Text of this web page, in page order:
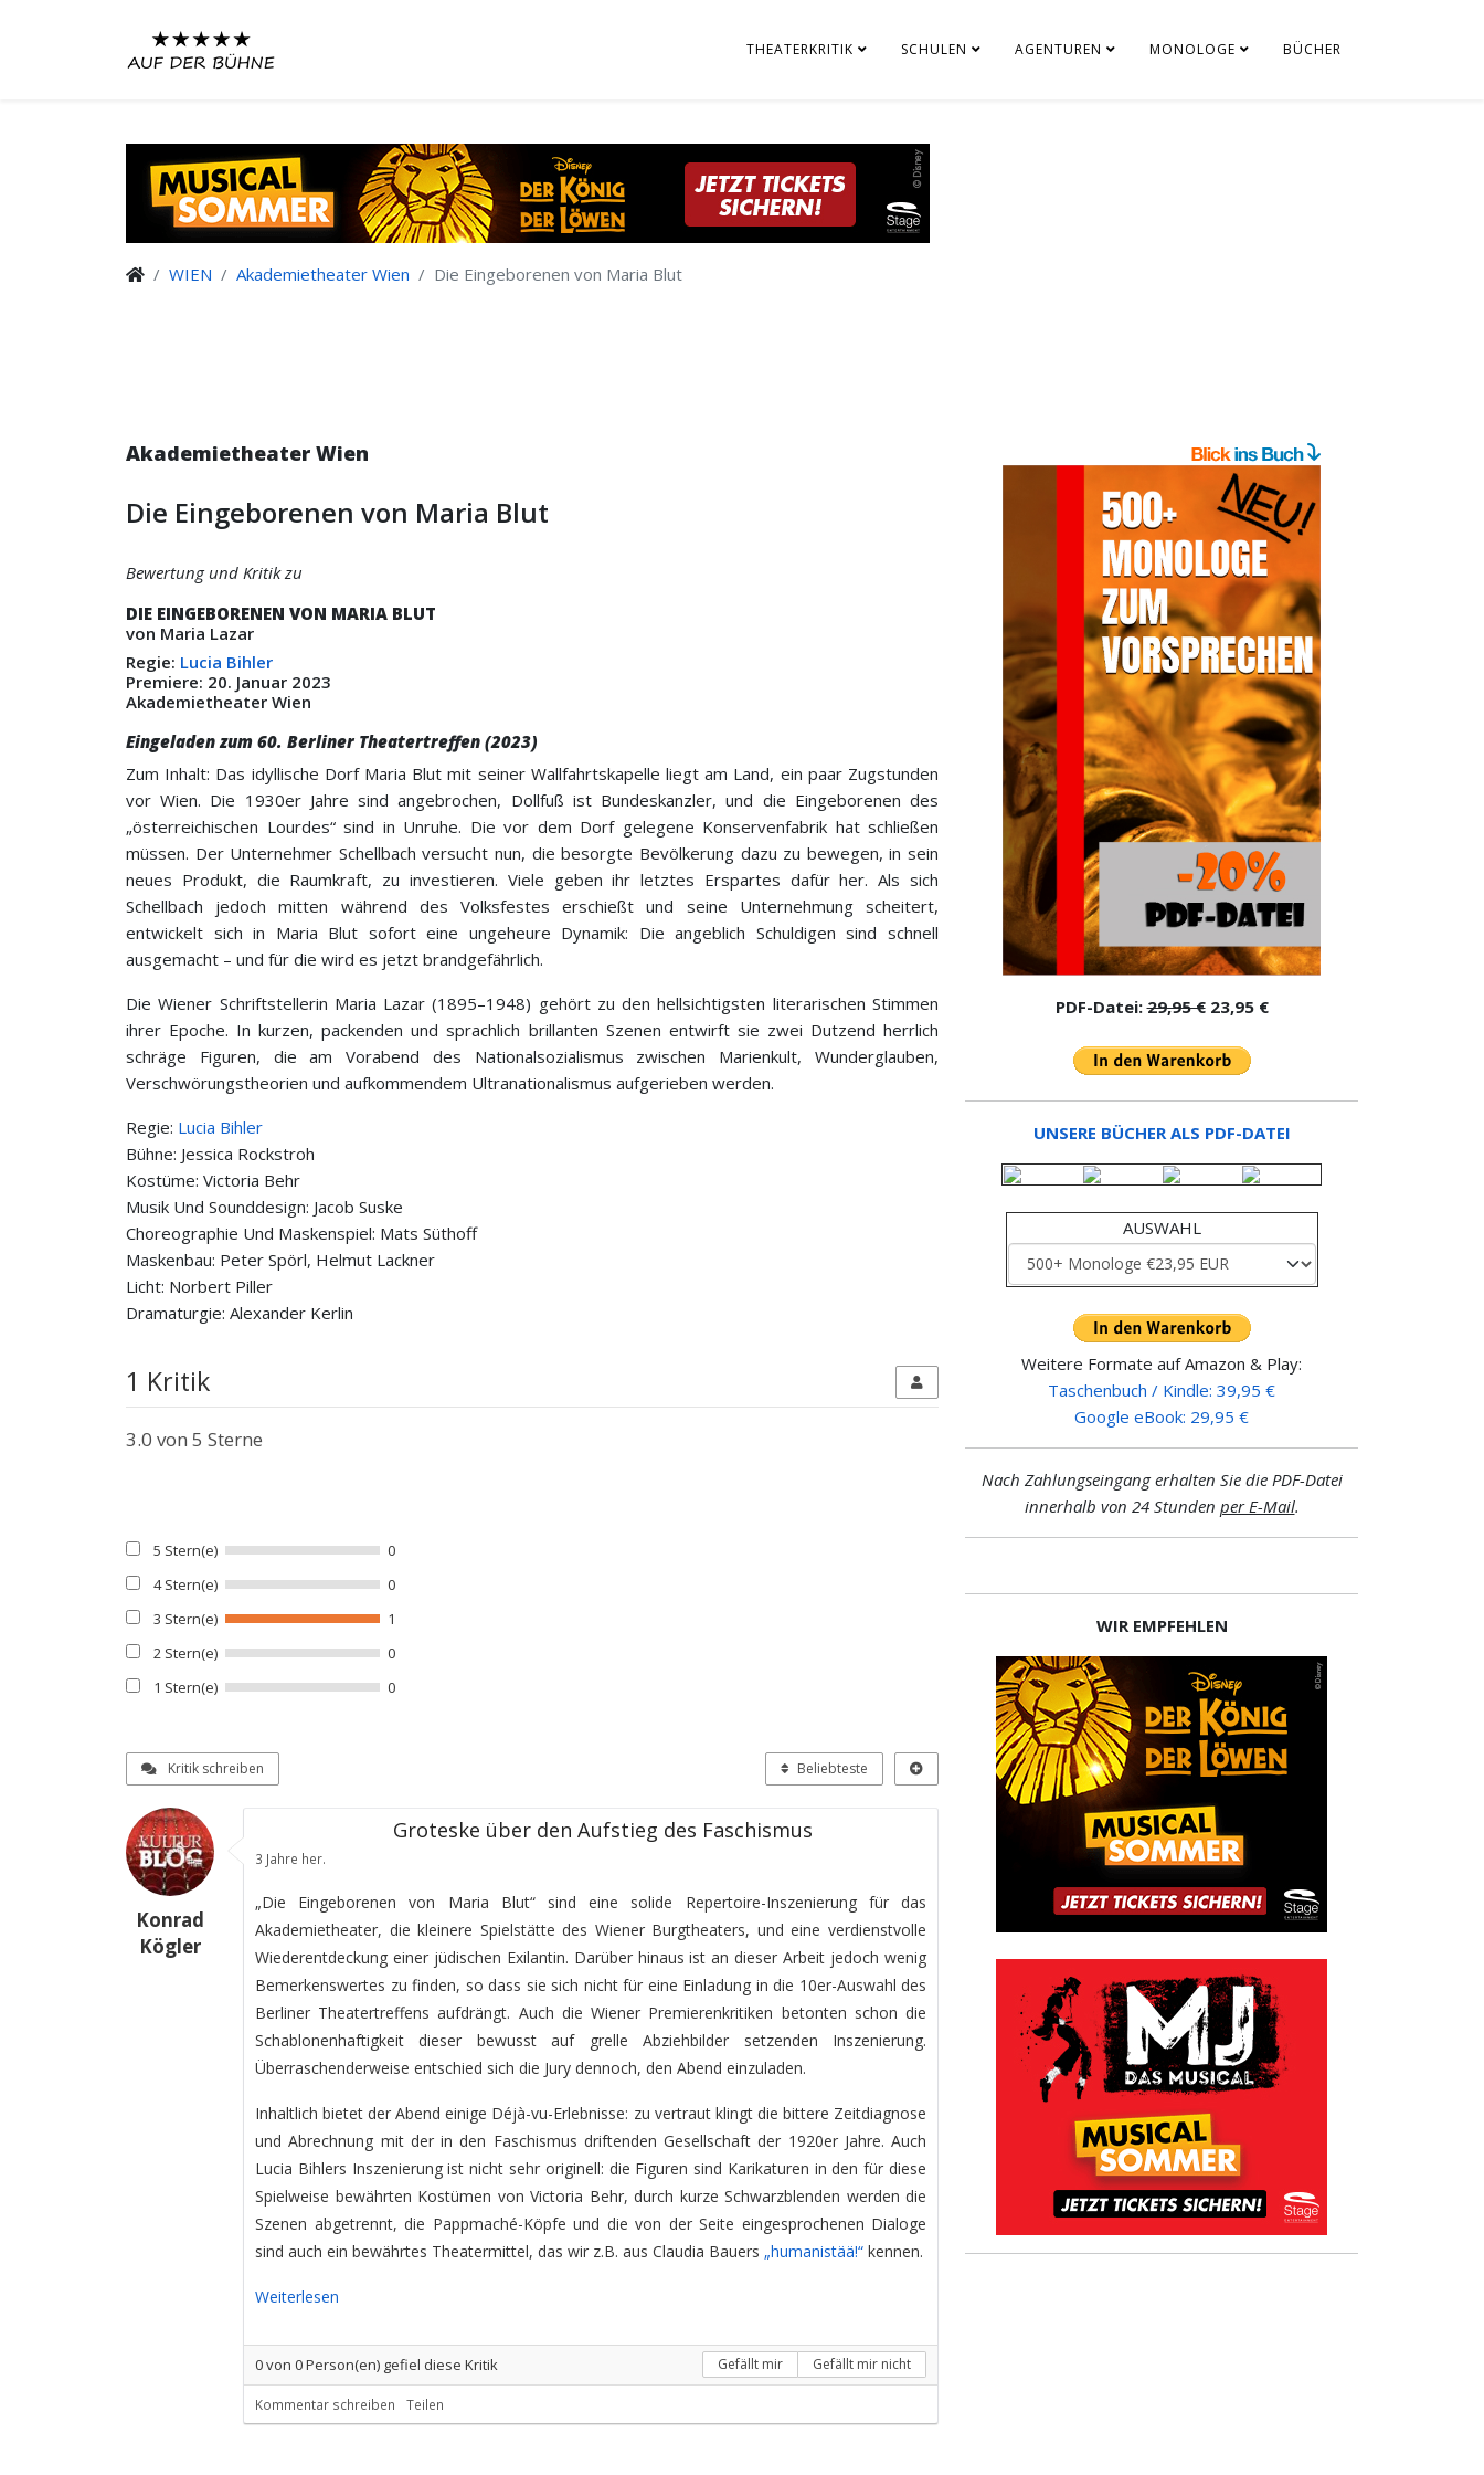
THEATERKRITIK SCHULEN AGENTUREN MONOLOGE BÜCHER
WIEN Akademietheater Wien Die Eingeborenen von Maria Blut
Akademietheater Wien
Die Eingeborenen von Maria Blut
Bewertung und Kritik zu
DIE EINGEBORENEN VON MARIA BLUT
von Maria Lazar
Regie: Lucia Bihler
Premiere: 20. Januar 2023
Akademietheater Wien
Eingeladen zum 60. Berliner Theatertreffen (2023)
Zum Inhalt: Das idyllische Dorf Maria Blut mit seiner Wallfahrtskapelle liegt am Land, ein paar Zugstunden
vor Wien. Die 1930er Jahre sind angebrochen, Dollfuß ist Bundeskanzler, und die Eingeborenen des
„österreichischen Lourdes“ sind in Unruhe. Die vor dem Dorf gelegene Konservenfabrik hat schließen
müssen. Der Unternehmer Schellbach versucht nun, die besorgte Bevölkerung dazu zu bewegen, in sein
neues Produkt, die Raumkraft, zu investieren. Viele geben ihr letztes Erspartes dafür her. Als sich
Schellbach jedoch mitten während des Volksfestes erschießt und seine Unternehmung scheitert,
entwickelt sich in Maria Blut sofort eine ungeheure Dynamik: Die angeblich Schuldigen sind schnell
ausgemacht – und für die wird es jetzt brandgefährlich.
Die Wiener Schriftstellerin Maria Lazar (1895–1948) gehört zu den hellsichtigsten literarischen Stimmen
ihrer Epoche. In kurzen, packenden und sprachlich brillanten Szenen entwirft sie zwei Dutzend herrlich
schräge Figuren, die am Vorabend des Nationalsozialismus zwischen Marienkult, Wunderglauben,
Verschwörungstheorien und aufkommendem Ultranationalismus aufgerieben werden.
Regie: Lucia Bihler
Bühne: Jessica Rockstroh
Kostüme: Victoria Behr
Musik Und Sounddesign: Jacob Suske
Choreographie Und Maskenspiel: Mats Süthoff
Maskenbau: Peter Spörl, Helmut Lackner
Licht: Norbert Piller
Dramaturgie: Alexander Kerlin
1 Kritik
3.0 von 5 Sterne
5 Stern(e)
0
4 Stern(e)
0
3 Stern(e)
1
2 Stern(e)
0
1 Stern(e)
0
Kritik schreiben Beliebteste
Konrad
Kögler
Groteske über den Aufstieg des Faschismus
3 Jahre her.
„Die Eingeborenen von Maria Blut“ sind eine solide Repertoire-Inszenierung für das
Akademietheater, die kleinere Spielstätte des Wiener Burgtheaters, und eine verdienstvolle
Wiederentdeckung einer jüdischen Exilantin. Darüber hinaus ist an dieser Arbeit jedoch wenig
Bemerkenswertes zu finden, so dass sie sich nicht für eine Einladung in die 10er-Auswahl des
Berliner Theatertreffens aufdrängt. Auch die Wiener Premierenkritiken betonten schon die
Schablonenhaftigkeit dieser bewusst auf grelle Abziehbilder setzenden Inszenierung.
Überraschenderweise entschied sich die Jury dennoch, den Abend einzuladen.
Inhaltlich bietet der Abend einige Déjà-vu-Erlebnisse: zu vertraut klingt die bittere Zeitdiagnose
und Abrechnung mit der in den Faschismus driftenden Gesellschaft der 1920er Jahre. Auch
Lucia Bihlers Inszenierung ist nicht sehr originell: die Figuren sind Karikaturen in den für diese
Spielweise bewährten Kostümen von Victoria Behr, durch kurze Schwarzblenden werden die
Szenen abgetrennt, die Pappmaché-Köpfe und die von der Seite eingesprochenen Dialoge
sind auch ein bewährtes Theatermittel, das wir z.B. aus Claudia Bauers „humanistää!“ kennen.
Weiterlesen
0von 0Person(en) gefiel diese Kritik Gefällt mir Gefällt mir nicht
Kommentar schreiben Teilen
PDF-Datei:29,95 €23,95 €
UNSERE BÜCHER ALS PDF-DATEI
AUSWAHL
Weitere Formate auf Amazon & Play:
Taschenbuch / Kindle: 39,95 €
Google eBook: 29,95 €
Nach Zahlungseingang erhalten Sie die PDF-Datei
innerhalb von 24 Stunden per E-Mail.
WIR EMPFEHLEN